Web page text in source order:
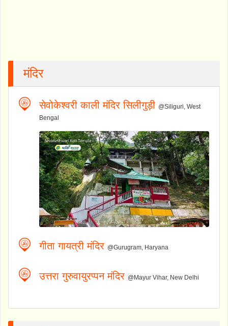
मंदिर
सेवोकेश्वरी काली मंदिर सिलीगुड़ी @Siliguri, West
Bengal
गीता गायत्री मंदिर @Gurugram, Haryana
उत्तरा गुरुवायुरप्पन मंदिर @Mayur Vihar, New Delhi